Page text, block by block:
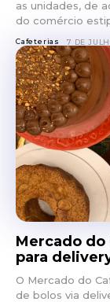
as unidades, de
do comércio
Cafeterias 7 DE
Mercado do
para
O Mercado do
de bolos via